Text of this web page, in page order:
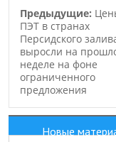
Предыдущие:
ПЭТ в странах
Персидского
выросли на
неделе на фоне
ограниченного
предложения
Новые